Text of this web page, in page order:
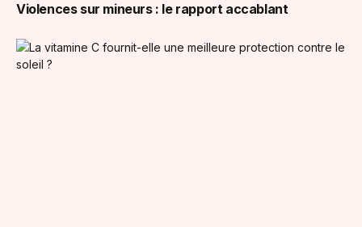
Violences sur mineurs : le rapport accablant